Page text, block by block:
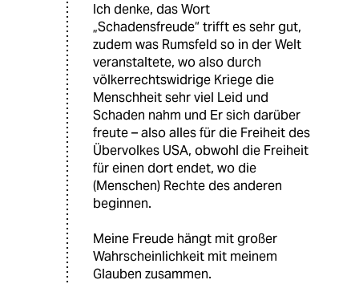
Ich denke, das Wort
„Schadensfreude“ trifft es sehr gut,
zudem was Rumsfeld so in der Welt
veranstaltete, wo also durch
völkerrechtswidrige Kriege die
Menschheit sehr viel Leid und
Schaden nahm und Er sich darüber
freute – also alles für die Freiheit des
Übervolkes USA, obwohl die Freiheit
für einen dort endet, wo die
(Menschen) Rechte des anderen
beginnen.
Meine Freude hängt mit großer
Wahrscheinlichkeit mit meinem
Glauben zusammen.